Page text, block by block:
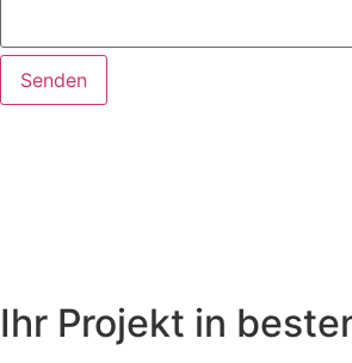
Senden
Ihr Projekt in